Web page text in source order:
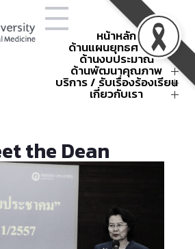
หน้าหลัก
ด้านแผนยุทธศาสตร์
โครงสร้างองค์กร
ยุทธศาสตร์คณะฯ
แผนยุทธศาสตร์คณะฯ
ผลการดำเนินงานตามยุทธศาสตร์
ข้อตกลงการปฏิบัติงาน
คณะเวชศาสตร์เขตร้อน
หน่วยงานภายใน
กิจกรรมนโยบายและยุทธศาสตร์
ด้านงบประมาณ
การใช้จ่ายงบประมาณประจำปี
สรุปค่าใช้จ่าย
คำขอตั้งงบประมาณ
รหัสศูนย์ต้นทุน
ด้านพัฒนาคุณภาพ
พัฒนาคุณภาพ
กิจกรรมพัฒนาคุณภาพ
การบริหารความเสี่ยง
การบริหารความเสี่ยงองค์กร
แผนฉุกเฉินในสถานการณ์ต่าง ๆ
ธรณีพิบัติภัย 2568
กิจกรรมบริหารความเสี่ยง
การจัดการความรู้
กระบวนการพัฒนาคุณภาพของ
คณะฯ
บริการ / รับเรื่องร้องเรียน
แบบฟอร์ม
รับเรื่องร้องเรียนออนไลน์
เกี่ยวกับเรา
the Dean